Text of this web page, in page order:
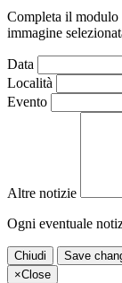
Completa il modulo
immagine
Data
Località
Evento
Altre notizie
Ogni eventuale
Chiudi
Save
×Close